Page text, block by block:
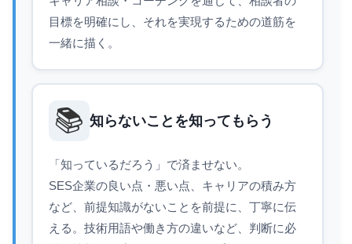
目標を明確にし、それを実現するための道筋を
一緒に描く。
📚 知らないことを知ってもらう
「知っているだろう」で済ませない。
SES企業の良い点・悪い点、キャリアの積み方
など、前提知識がないことを前提に、丁寧に伝
える。技術用語や働き方の違いなど、判断に必